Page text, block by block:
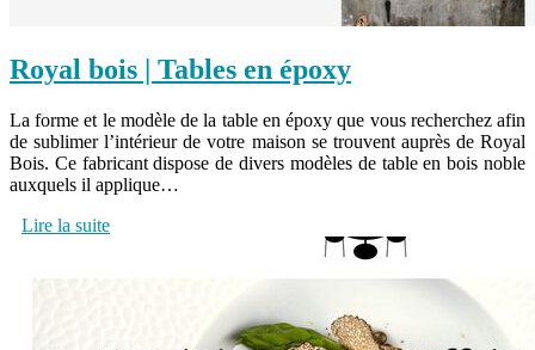
Royal bois | Tables en époxy
La forme et le modèle de la table en époxy que vous recherchez afin
de sublimer l’intérieur de votre maison se trouvent auprès de Royal
Bois. Ce fabricant dispose de divers modèles de table en bois noble
auxquels il applique…
Lire la suite